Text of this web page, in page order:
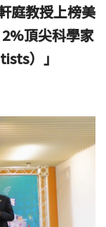
庭教授上榜美
頂尖科學家
）」